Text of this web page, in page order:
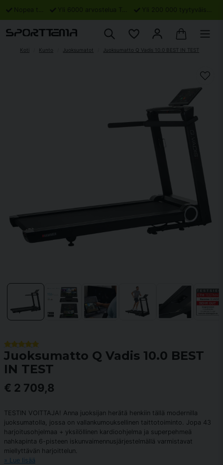
Nopea toimitus Yli 6000 arvostelua Trustpilotissa Yli 200 000 tyytyväistä asiakasta
Koti Kunto Juoksumatot Juoksumatto Q Vadis 10.0 BEST IN TEST
Juoksumatto Q Vadis 10.0 BEST
IN TEST
€ 2 709,8
TESTIN VOITTAJA! Anna juoksijan herätä henkiin tällä modernilla
juoksumatolla, jossa on vallankumouksellinen taittotoiminto. Jopa 43
harjoitusohjelmaa + yksilöllinen kardioohjelma ja superpehmeä
nahkapinta 6-pisteen iskunvaimennusjärjestelmällä varmistavat
miellyttävän harjoittelun.
Lue lisää